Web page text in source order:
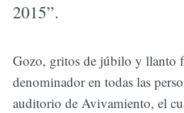
2015”.
Gozo, gritos de júbilo y llanto
denominador en todas las
auditorio de Avivamiento, el